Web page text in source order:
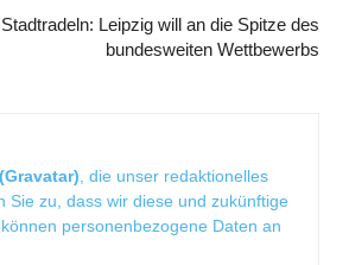
Stadtradeln: Leipzig will an die Spitze des
bundesweiten Wettbewerbs
, die unser redaktionelles
zu, dass wir diese und zukünftige
personenbezogene Daten an